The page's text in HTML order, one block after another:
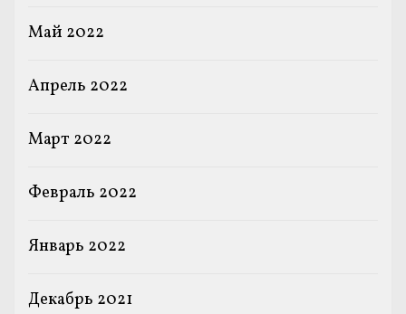
Май 2022
Апрель 2022
Март 2022
Февраль 2022
Январь 2022
Декабрь 2021